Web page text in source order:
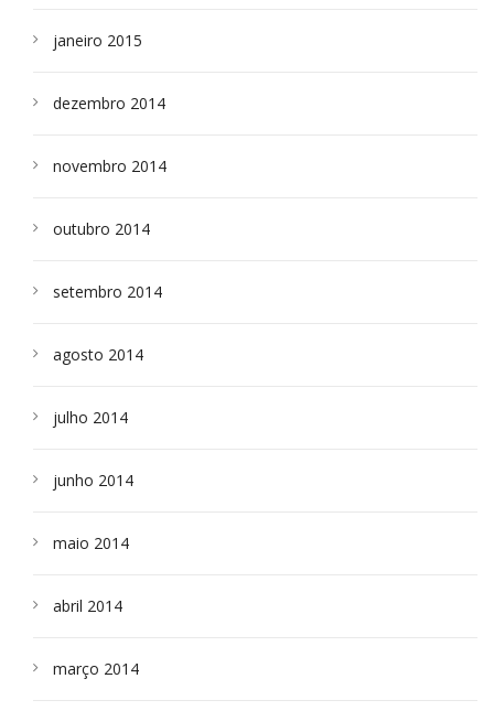
janeiro 2015
dezembro 2014
novembro 2014
outubro 2014
setembro 2014
agosto 2014
julho 2014
junho 2014
maio 2014
abril 2014
março 2014